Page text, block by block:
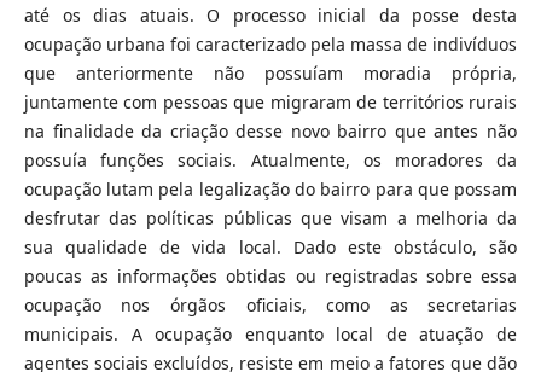
até os dias atuais. O processo inicial da posse desta
ocupação urbana foi caracterizado pela massa de indivíduos
que anteriormente não possuíam moradia própria,
juntamente com pessoas que migraram de territórios rurais
na finalidade da criação desse novo bairro que antes não
possuía funções sociais. Atualmente, os moradores da
ocupação lutam pela legalização do bairro para que possam
desfrutar das políticas públicas que visam a melhoria da
sua qualidade de vida local. Dado este obstáculo, são
poucas as informações obtidas ou registradas sobre essa
ocupação nos órgãos oficiais, como as secretarias
municipais. A ocupação enquanto local de atuação de
agentes sociais excluídos, resiste em meio a fatores que dão